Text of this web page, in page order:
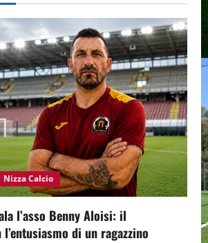
Nizza Calcio
l’asso Benny Aloisi: il
di un ragazzino